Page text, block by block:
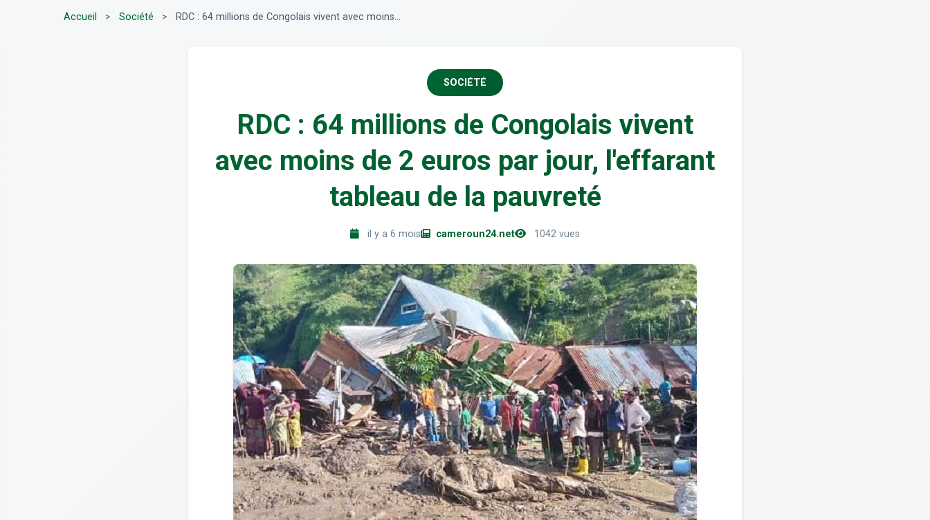
Accueil > Société > RDC : 64 millions de Congolais vivent avec moins...
SOCIÉTÉ
RDC : 64 millions de Congolais vivent
avec moins de 2 euros par jour, l'effarant
tableau de la pauvreté
il y a 6 mois cameroun24.net 1042 vues